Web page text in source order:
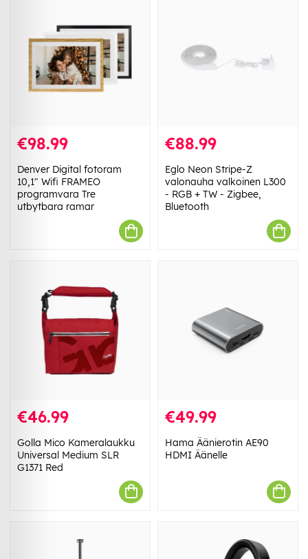
€98.99
Denver Digital fotoram
10,1" Wifi FRAMEO
programvara Tre
utbytbara ramar
€88.99
Eglo Neon Stripe-Z
valonauha valkoinen L300
- RGB + TW - Zigbee,
Bluetooth
€46.99
Golla Mico Kameralaukku
Universal Medium SLR
G1371 Red
€49.99
Hama Äänierotin AE90
HDMI Äänelle